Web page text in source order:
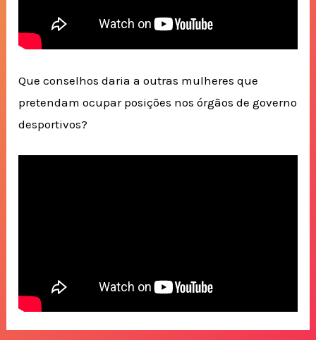
Que conselhos daria a outras mulheres que
pretendam ocupar posições nos órgãos de governo
desportivos?